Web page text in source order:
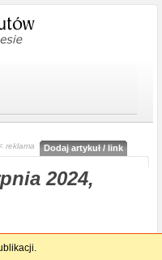
reklama Dodaj artykuł / link
2024,